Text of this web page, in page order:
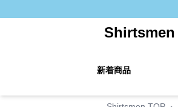
Shirtsmen
新着商品